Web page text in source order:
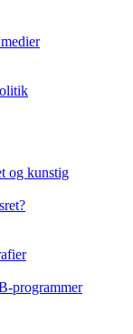
og kunstig
programmer